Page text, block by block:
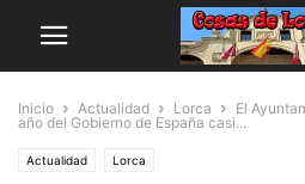
Inicio Actualidad Lorca
El
año del Gobierno de España casi...
Actualidad Lorca